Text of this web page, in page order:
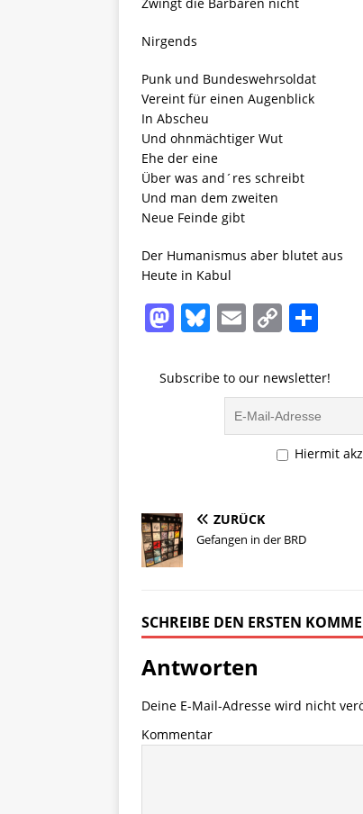
Nirgends
Punk und Bundeswehrsoldat
Vereint für einen Augenblick
In Abscheu
Und ohnmächtiger Wut
Ehe der eine
Über was and´res schreibt
Und man dem zweiten
Neue Feinde gibt
Der Humanismus aber blutet aus
Heute in Kabul
M
st
Bl
e
k
E
ai
l
C
p
y
Li
n
le
n
Subscribe to our newsletter!
Hiermit
ZURÜCK
Gefangen in der BRD
SCHREIBE DEN ERSTEN
Antworten
Deine E-Mail-Adresse wird nicht
Kommentar